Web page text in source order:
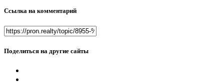
Ссылка на комментарий
Поделиться на другие сайты